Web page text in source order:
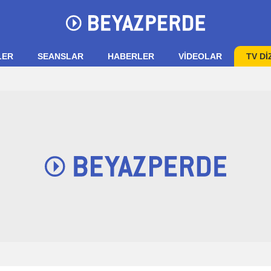
SEANSLAR HABERLER VIDEOLAR TV